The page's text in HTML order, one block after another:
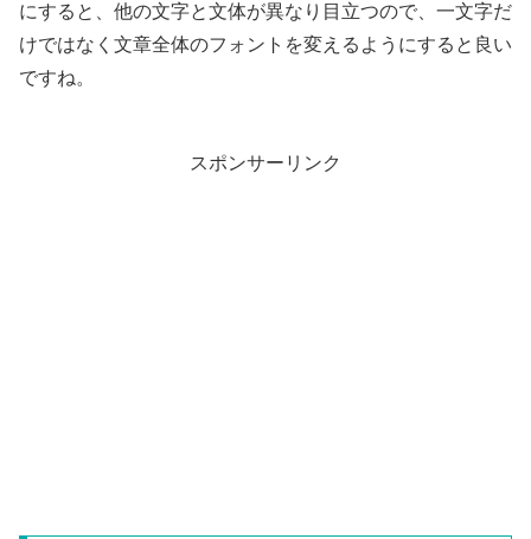
にすると、他の文字と文体が異なり目立つので、一文字だ
けではなく文章全体のフォントを変えるようにすると良い
ですね。
スポンサーリンク